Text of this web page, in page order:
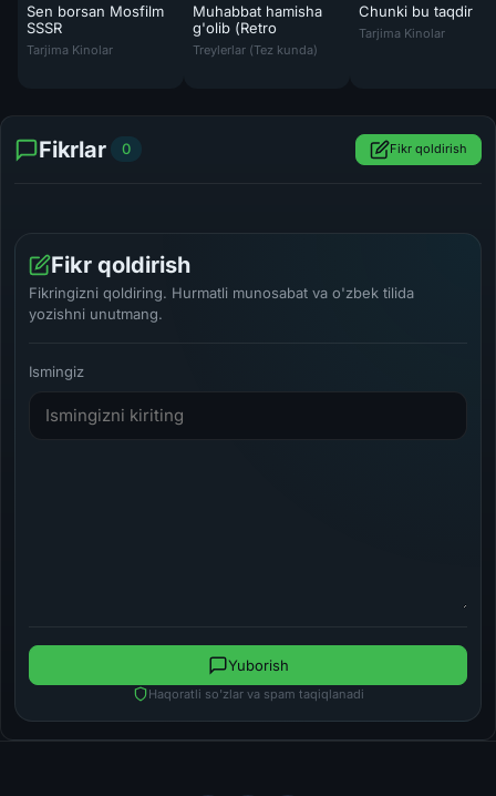
Sen borsan Mosfilm
SSSR
Sen borsan Mosfilm SSSR kinosi Uzbek tilida 1993 O'zbekcha
Tarjima Kinolar
Muhabbat hamisha
g'olib (Retro
Muhabbat hamisha g'olib (Retro Hind kino)
Treylerlar (Tez kunda)
Chunki bu taqdir
Chunki bu taqdir
Tarjima Kinolar
Fikrlar 0 Fikr qoldirish
Fikr qoldirish
Fikringizni qoldiring. Hurmatli munosabat va o'zbek tilida
yozishni unutmang.
Ismingiz
Haqoratli so'zlar va spam taqiqlanadi
Yuborish